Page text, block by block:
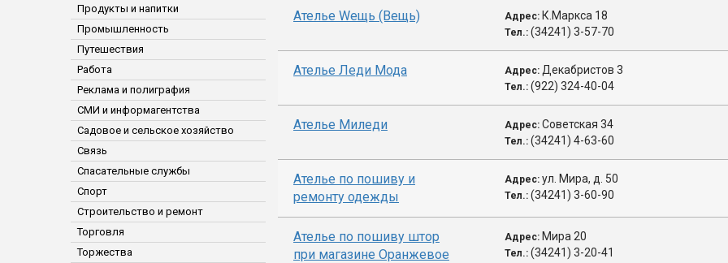
Продукты и напитки
Промышленность
Путешествия
Работа
Реклама и полиграфия
СМИ и информагентства
Садовое и сельское хозяйство
Связь
Спасательные службы
Спорт
Строительство и ремонт
Торговля
Торжества
Ателье Wещь (Вещь) Адрес: К.Маркса 18
Тел.: (34241) 3-57-70
Ателье Леди Мода Адрес: Декабристов 3
Тел.: (922) 324-40-04
Ателье Миледи Адрес: Советская 34
Тел.: (34241) 4-63-60
Ателье по пошиву и
ремонту одежды
Адрес: ул. Мира, д. 50
Тел.: (34241) 3-60-90
Ателье по пошиву штор
при магазине Оранжевое
Адрес: Мира 20
Тел.: (34241) 3-20-41